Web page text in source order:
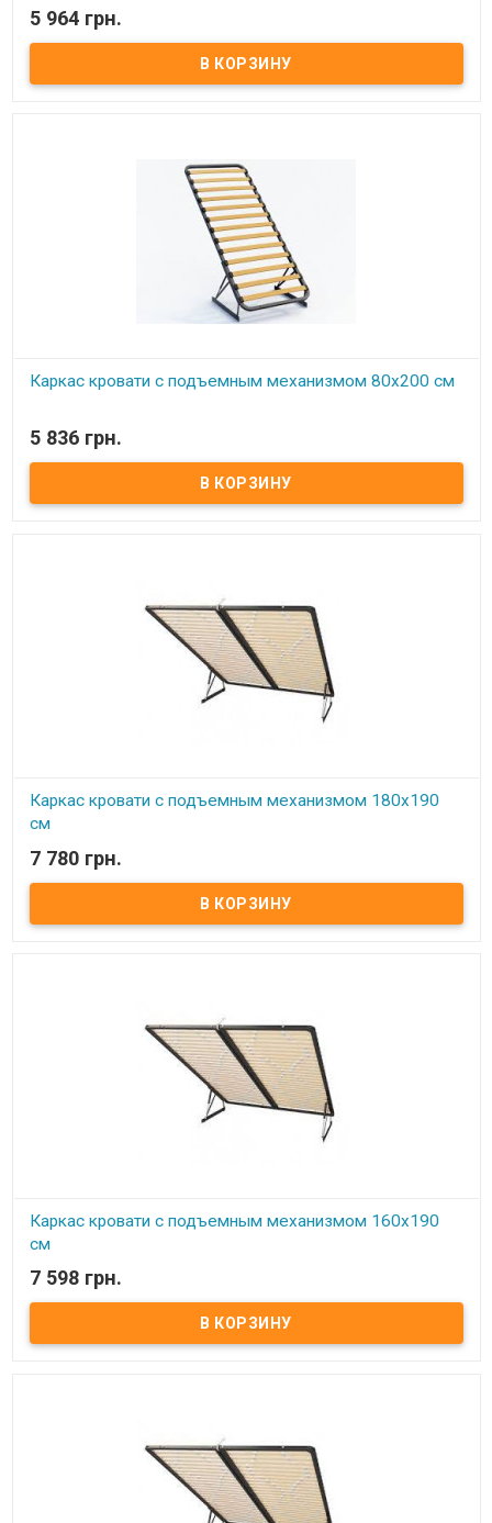
Каркас кровати с подъемным механизмом 90х200 см ​ Размер:
90х200 см Материал ламели: бук Материал втулки: пластик. Тип
каркаса: односпальный Ламель: количество - 14(15) шт.
Расстояние между ламелями: 65 мм Производитель: Украина.
5 964 грн.
Каркас кровати с подъемным механизмом 80х200 см
80х200 см Материал ламели: бук Материал втулки: пластик. Тип
каркаса: односпальный Ламель: количество - 14(15) шт.
5 836 грн.
Каркас кровати с подъемным механизмом 180х190
см
В наличии
Каркас кровати с подъемным механизмом 180х190 см ​ Размер:
180х190 см Материал ламели: бук Материал втулки: пластик. Тип
каркаса: двуспальный. Ламель: количество - 14(15) шт.
7 780 грн.
Каркас кровати с подъемным механизмом 160х190
см
В наличии
Каркас кровати с подъемным механизмом 160х190 см ​ Размер:
160х190 см Материал ламели: бук Материал втулки: пластик. Тип
каркаса: двуспальный. Ламель: количество - 14(15) шт.
7 598 грн.